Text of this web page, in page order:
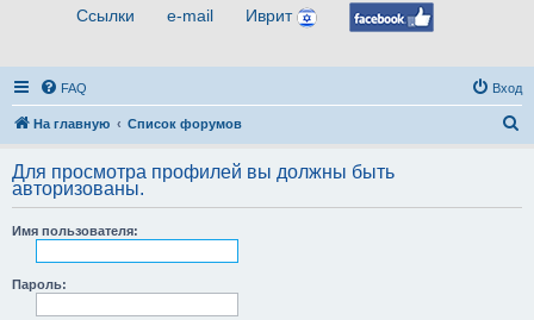
Ссылки
e-mail Иврит
FAQ Вход
На главную Список форумов
с
Для просмотра профилей вы должны быть
авторизованы.
Имя пользователя:
Пароль: